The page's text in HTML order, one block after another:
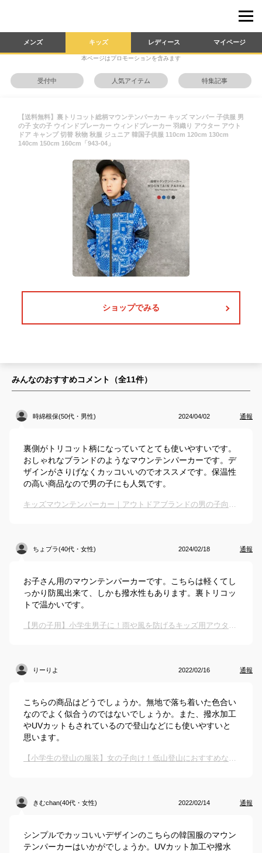
メンズ キッズ レディース マイページ
本ページはプロモーションを含みます
受付中 人気アイテム 特集記事
【送料無料】裏トリコット総柄マウンテンパーカー キッズ マンパー 子供服 男
の子 女の子 ウインドブレーカー ウィンドブレーカー 羽織り アウター アウト
ドア キャンプ 切替 秋物 秋服 ジュニア 韓国子供服 110cm 120cm 130cm
140cm 150cm 160cm「943-04」
ショップでみる
みんなのおすすめコメント（全11件）
時綿根保(50代・男性) 2024/04/02 通報
裏側がトリコット柄になっていてとても使いやすいです。
おしゃれなブランドのようなマウンテンパーカーです。デ
ザインがさりげなくカッコいいのでオススメです。保温性
の高い商品なので男の子にも人気です。
キッズマウンテンパーカー｜アウトドアブランドの男の子向けアウターでおすすめは？
ちょプラ(40代・女性) 2024/02/18 通報
お子さん用のマウンテンパーカーです。こちらは軽くてし
っかり防風出来て、しかも撥水性もあります。裏トリコッ
トで温かいです。
【男の子用】小学生男子に！雨や風を防げるキッズ用アウターのおすすめは？
りーりよ 2022/02/16 通報
こちらの商品はどうでしょうか。無地で落ち着いた色合い
なのでよく似合うのではないでしょうか。また、撥水加工
やUVカットもされているので登山などにも使いやすいと
思います。
【小学生の登山の服装】女の子向け！低山登山におすすめなキッズアウターは？
きむchan(40代・女性) 2022/02/14 通報
シンプルでカッコいいデザインのこちらの韓国服のマウン
テンパーカーはいかがでしょうか。UVカット加工や撥水